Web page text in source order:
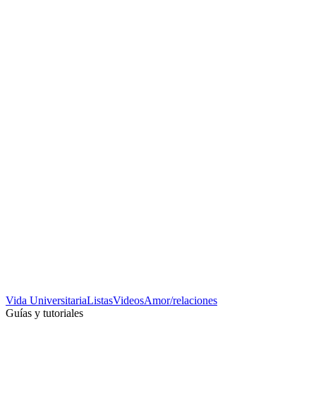
Vida UniversitariaListasVideosAmor/relaciones
Guías y tutoriales